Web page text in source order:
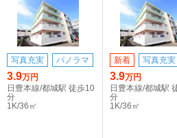
写真充実 パノラマ
3.9万円
日豊本線/都城駅 徒歩10
分
1K/36㎡
新着 写真充実
3.9万円
日豊本線/都城駅
分
1K/36㎡